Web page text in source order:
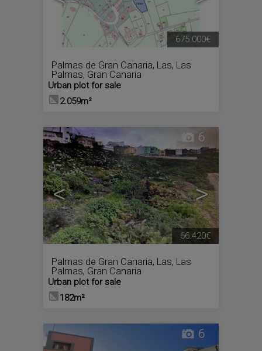
Palmas de Gran Canaria, Las, Las
Palmas, Gran Canaria
Urban plot for sale
2.059m²
675.000€
< >
6
Palmas de Gran Canaria, Las, Las
Palmas, Gran Canaria
Urban plot for sale
182m²
66.420€
6